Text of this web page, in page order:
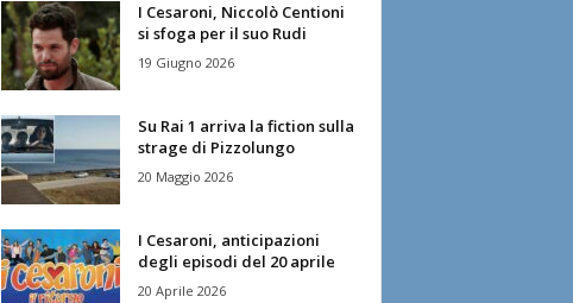
I Cesaroni, Niccolò Centioni
si sfoga per il suo Rudi
19 Giugno 2026
Su Rai 1 arriva la fiction sulla
strage di Pizzolungo
20 Maggio 2026
I Cesaroni, anticipazioni
degli episodi del 20 aprile
20 Aprile 2026